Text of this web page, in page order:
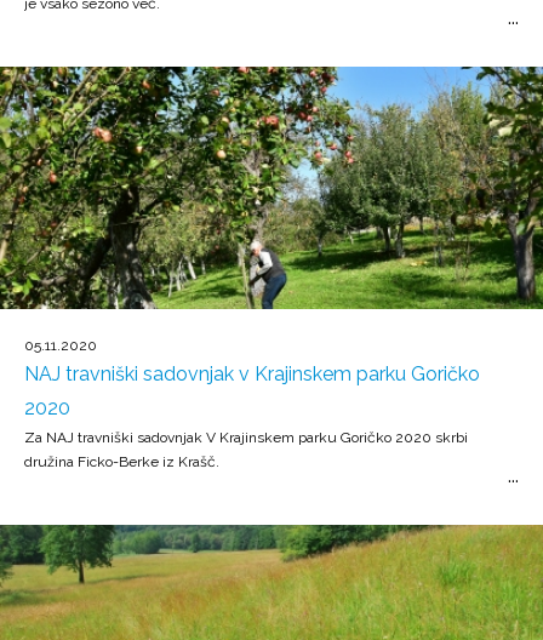
je vsako sezono več.
05.11.2020
NAJ travniški sadovnjak v Krajinskem parku Goričko
2020
Za NAJ travniški sadovnjak V Krajinskem parku Goričko 2020 skrbi
družina Ficko-Berke iz Krašč.